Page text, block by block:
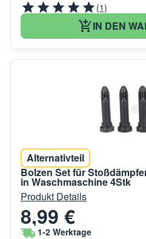
(1)
IN DEN
Alternativteil
Bolzen Set für
in Waschmaschine 4Stk
Produkt Details
8,99 €
1-2 Werktage